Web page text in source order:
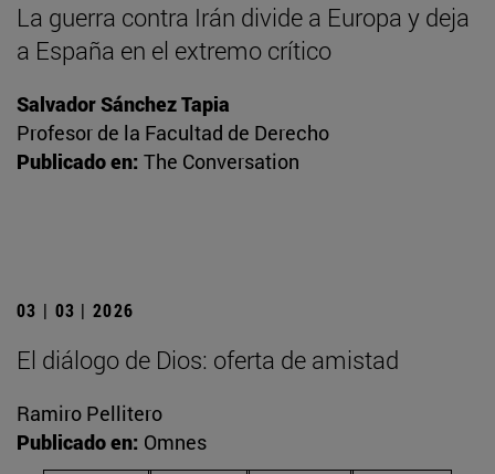
La guerra contra Irán divide a Europa y deja
a España en el extremo crítico
Salvador Sánchez Tapia
Profesor de la Facultad de Derecho
Publicado en: The Conversation
03 | 03 | 2026
El diálogo de Dios: oferta de amistad
Ramiro Pellitero
Publicado en: Omnes